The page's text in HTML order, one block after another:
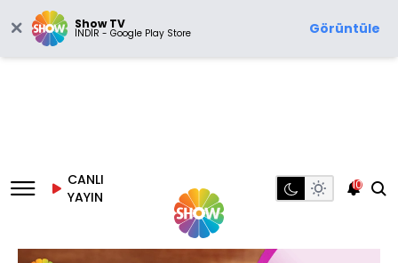
Show TV
İNDİR - Google Play Store Görüntüle
CANLI
YAYIN
10